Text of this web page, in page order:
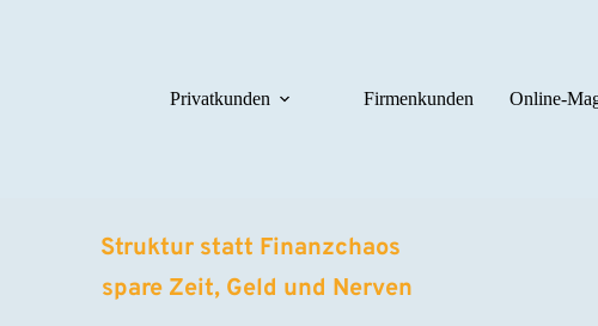
Privatkunden Firmenkunden Online-
Struktur statt Finanzchaos
spare Zeit, Geld und Nerven